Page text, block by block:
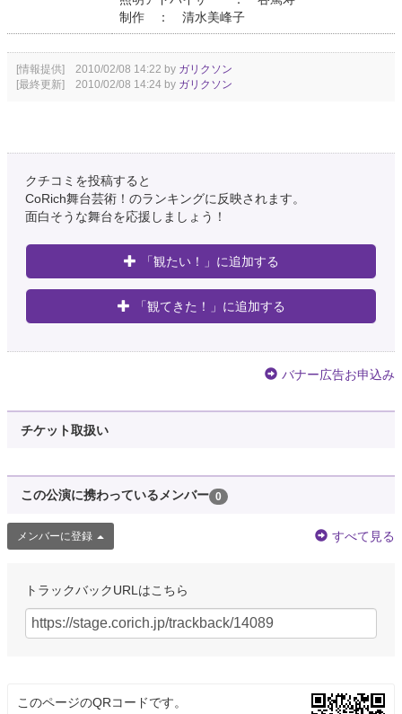
制作 ： 清水美峰子
[情報提供] 2010/02/08 14:22 by ガリクソン
[最終更新] 2010/02/08 14:24 by ガリクソン
クチコミを投稿すると
CoRich舞台芸術！のランキングに反映されます。
面白そうな舞台を応援しましょう！
「観たい！」に追加する
「観てきた！」に追加する
バナー広告お申込み
チケット取扱い
この公演に携わっているメンバー 0
メンバーに登録 すべて見る
トラックバックURLはこちら
このページのQRコードです。